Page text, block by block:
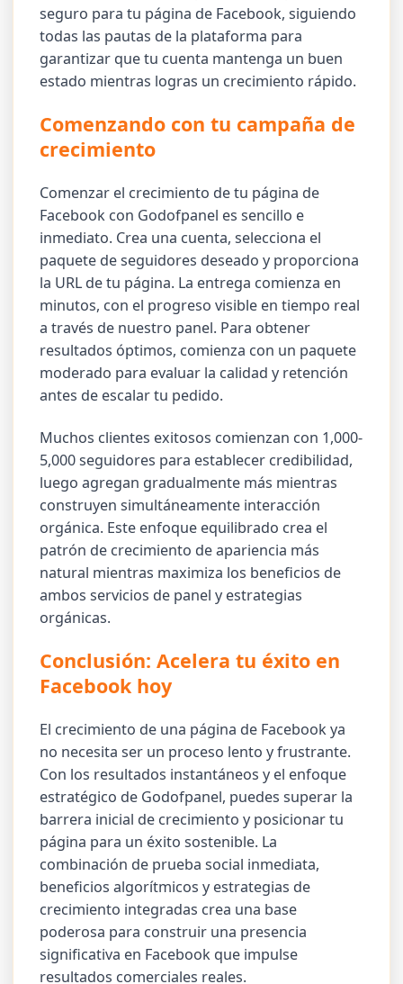
seguro para tu página de Facebook, siguiendo
todas las pautas de la plataforma para
garantizar que tu cuenta mantenga un buen
estado mientras logras un crecimiento rápido.
Comenzando con tu campaña de
crecimiento
Comenzar el crecimiento de tu página de
Facebook con Godofpanel es sencillo e
inmediato. Crea una cuenta, selecciona el
paquete de seguidores deseado y proporciona
la URL de tu página. La entrega comienza en
minutos, con el progreso visible en tiempo real
a través de nuestro panel. Para obtener
resultados óptimos, comienza con un paquete
moderado para evaluar la calidad y retención
antes de escalar tu pedido.
Muchos clientes exitosos comienzan con 1,000-
5,000 seguidores para establecer credibilidad,
luego agregan gradualmente más mientras
construyen simultáneamente interacción
orgánica. Este enfoque equilibrado crea el
patrón de crecimiento de apariencia más
natural mientras maximiza los beneficios de
ambos servicios de panel y estrategias
orgánicas.
Conclusión: Acelera tu éxito en
Facebook hoy
El crecimiento de una página de Facebook ya
no necesita ser un proceso lento y frustrante.
Con los resultados instantáneos y el enfoque
estratégico de Godofpanel, puedes superar la
barrera inicial de crecimiento y posicionar tu
página para un éxito sostenible. La
combinación de prueba social inmediata,
beneficios algorítmicos y estrategias de
crecimiento integradas crea una base
poderosa para construir una presencia
significativa en Facebook que impulse
resultados comerciales reales.